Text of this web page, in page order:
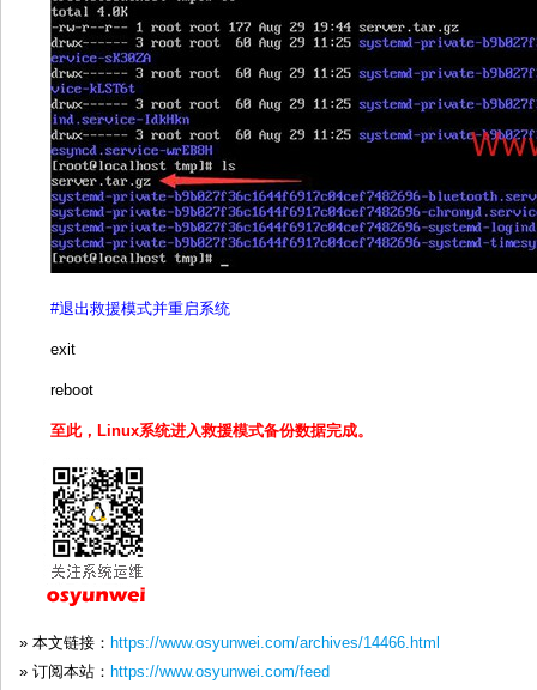
#退出救援模式并重启系统
exit
reboot
至此，Linux系统进入救援模式备份数据完成。
» 本文链接： https://www.osyunwei.com/archives/14466.html
» 订阅本站： https://www.osyunwei.com/feed